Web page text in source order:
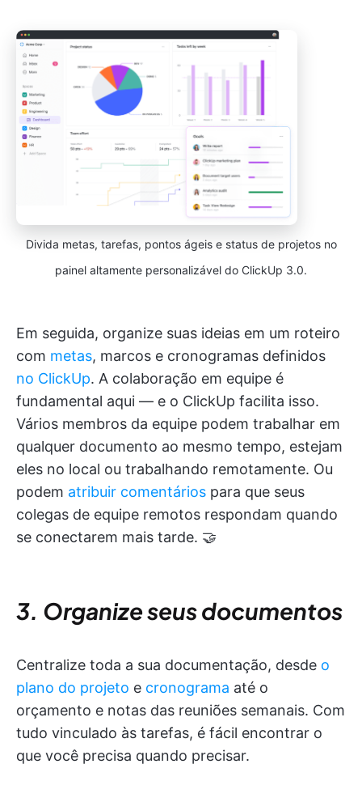
Divida metas, tarefas, pontos ágeis e status de projetos no
painel altamente personalizável do ClickUp 3.0.
Em seguida, organize suas ideias em um roteiro
com metas, marcos e cronogramas definidos
no ClickUp. A colaboração em equipe é
fundamental aqui — e o ClickUp facilita isso.
Vários membros da equipe podem trabalhar em
qualquer documento ao mesmo tempo, estejam
eles no local ou trabalhando remotamente. Ou
podem atribuir comentários para que seus
colegas de equipe remotos respondam quando
se conectarem mais tarde. 🤝
3. Organize seus documentos
Centralize toda a sua documentação, desde o
plano do projeto e cronograma até o
orçamento e notas das reuniões semanais. Com
tudo vinculado às tarefas, é fácil encontrar o
que você precisa quando precisar.